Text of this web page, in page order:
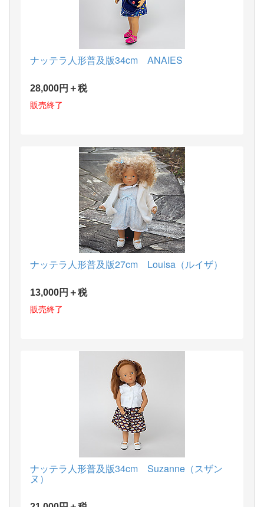
ナッテラ人形普及版34cm ANAIES
28,000円＋税
販売終了
ナッテラ人形普及版27cm Louisa（ルイザ）
13,000円＋税
販売終了
ナッテラ人形普及版34cm Suzanne（スザン
ヌ）